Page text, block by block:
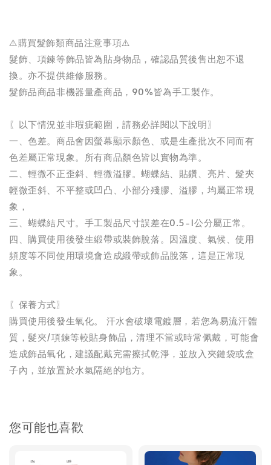
⚠️購買髮飾類商品注意事項⚠️
髮飾、項鍊等飾品皆為貼身物品，確認品質後售出恕不退
換。亦不提供維修服務。
髮飾品商品非機器量產商品，90%皆為手工製作。
〖以下情況並非瑕疵範圍，請務必詳閱以下說明〗
一、色差。商品會因螢幕顯示顏色、或是生產批次不同而有
色差屬正常現象。所有商品顏色皆以實物為準。
二、輕微不正歪斜、輕微溢膠。蝴蝶結、貼鑽、亮片、髮夾
輕微歪斜、不平整或凹凸、小部分殘膠、溢膠，均屬正常現
象，
三、蝴蝶結尺寸。手工製品尺寸誤差在0.5-1公分屬正常。
四、購買使用後發生緞帶或裝飾脫落。因溫度、氣候、使用
頻度等不同使用環境會造成緞帶或飾品脫落，這是正常現
象。
〖保養方式〗
購買使用後發生氧化。 汗水會破壞電鍍層，若您為易流汗體
質，髮夾/項鍊等較貼身飾品，清理不當或時常佩戴，可能會
造成飾品氧化，建議配戴完需擦拭乾淨，並放入夾鏈袋或盒
子內，並放置於水氣隔絕的地方。
您可能也喜歡